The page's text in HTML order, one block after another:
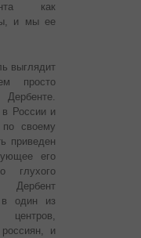
как
и мы ее
выглядит
просто
России и
своему
приведен
его
глухого
в один из
и